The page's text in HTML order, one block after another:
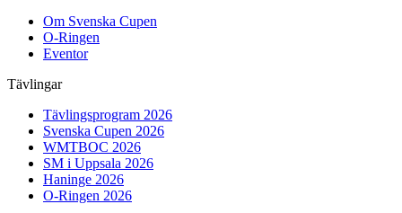
Om Svenska Cupen
O-Ringen
Eventor
Tävlingar
Tävlingsprogram 2026
Svenska Cupen 2026
WMTBOC 2026
SM i Uppsala 2026
Haninge 2026
O-Ringen 2026